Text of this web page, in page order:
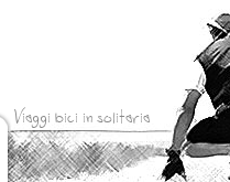
Viaggi bici in solitaria